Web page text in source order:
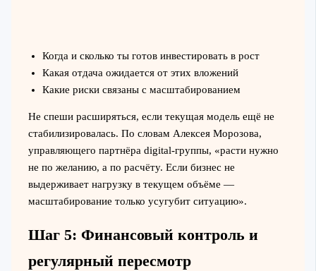
Когда и сколько ты готов инвестировать в рост
Какая отдача ожидается от этих вложений
Какие риски связаны с масштабированием
Не спеши расширяться, если текущая модель ещё не
стабилизировалась. По словам Алексея Морозова,
управляющего партнёра digital-группы, «расти нужно
не по желанию, а по расчёту. Если бизнес не
выдерживает нагрузку в текущем объёме —
масштабирование только усугубит ситуацию».
Шаг 5: Финансовый контроль и
регулярный пересмотр